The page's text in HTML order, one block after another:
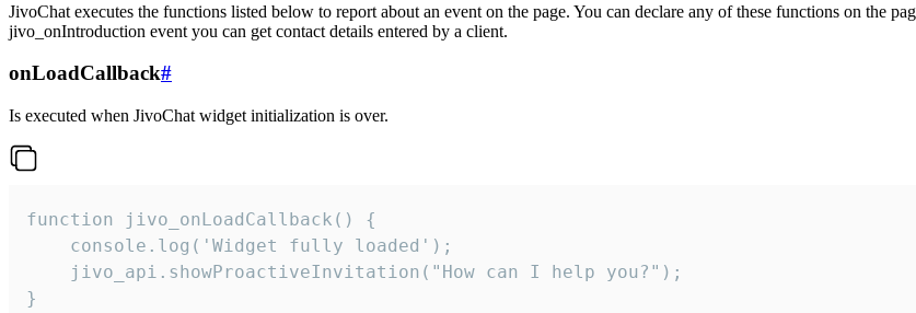
JivoChat executes the functions listed below to report about an event on the page. You can declare any of these functions on the
jivo_onIntroduction event you can get contact details entered by a client.
onLoadCallback#
Is executed when JivoChat widget initialization is over.
function jivo_onLoadCallback() {
    console.log('Widget fully loaded');
    jivo_api.showProactiveInvitation("How can I help you?");
}